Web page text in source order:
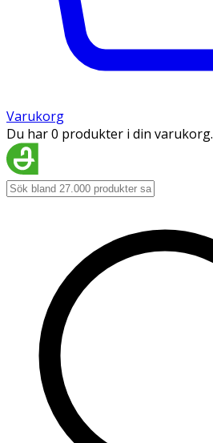
Varukorg
Du har 0 produkter i din varukorg.